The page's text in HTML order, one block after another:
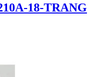
18-TRANG